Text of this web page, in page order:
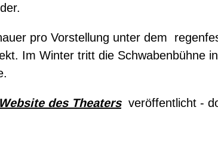
pro Vorstellung unter dem
Im Winter tritt die Schwabenbühne
Website des Theatersveröffentlicht -